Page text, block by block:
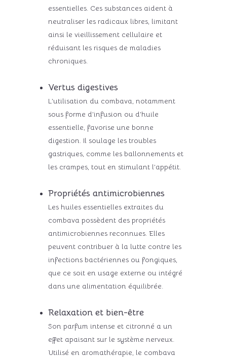
essentielles. Ces substances aident à
neutraliser les radicaux libres, limitant
ainsi le vieillissement cellulaire et
réduisant les risques de maladies
chroniques.
Vertus digestives
L’utilisation du combava, notamment
sous forme d’infusion ou d’huile
essentielle, favorise une bonne
digestion. Il soulage les troubles
gastriques, comme les ballonnements et
les crampes, tout en stimulant l’appétit.
Propriétés antimicrobiennes
Les huiles essentielles extraites du
combava possèdent des propriétés
antimicrobiennes reconnues. Elles
peuvent contribuer à la lutte contre les
infections bactériennes ou fongiques,
que ce soit en usage externe ou intégré
dans une alimentation équilibrée.
Relaxation et bien-être
Son parfum intense et citronné a un
effet apaisant sur le système nerveux.
Utilisé en aromathérapie, le combava